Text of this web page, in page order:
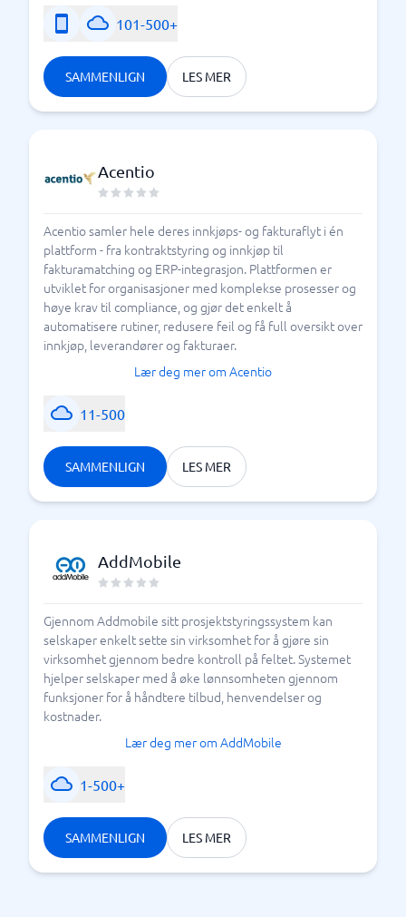
101-500+
SAMMENLIGN LES MER
Acentio
Acentio samler hele deres innkjøps- og fakturaflyt i én
plattform - fra kontraktstyring og innkjøp til
fakturamatching og ERP-integrasjon. Plattformen er
utviklet for organisasjoner med komplekse prosesser og
høye krav til compliance, og gjør det enkelt å
automatisere rutiner, redusere feil og få full oversikt over
innkjøp, leverandører og fakturaer.
Lær deg mer om Acentio
11-500
SAMMENLIGN LES MER
AddMobile
Gjennom Addmobile sitt prosjektstyringssystem kan
selskaper enkelt sette sin virksomhet for å gjøre sin
virksomhet gjennom bedre kontroll på feltet. Systemet
hjelper selskaper med å øke lønnsomheten gjennom
funksjoner for å håndtere tilbud, henvendelser og
kostnader.
Lær deg mer om AddMobile
1-500+
SAMMENLIGN LES MER